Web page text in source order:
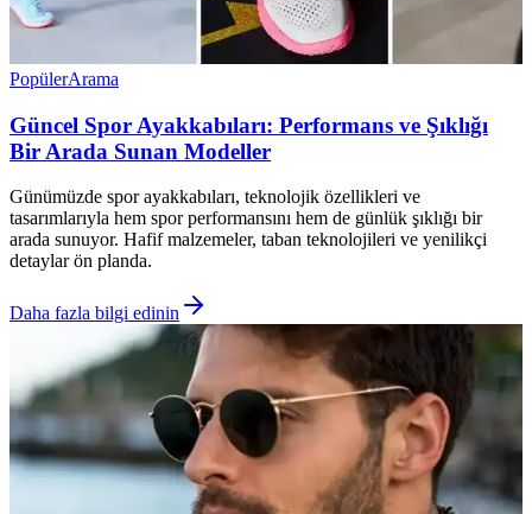
PopülerArama
Güncel Spor Ayakkabıları: Performans ve Şıklığı
Bir Arada Sunan Modeller
Günümüzde spor ayakkabıları, teknolojik özellikleri ve
tasarımlarıyla hem spor performansını hem de günlük şıklığı bir
arada sunuyor. Hafif malzemeler, taban teknolojileri ve yenilikçi
detaylar ön planda.
Daha fazla bilgi edinin